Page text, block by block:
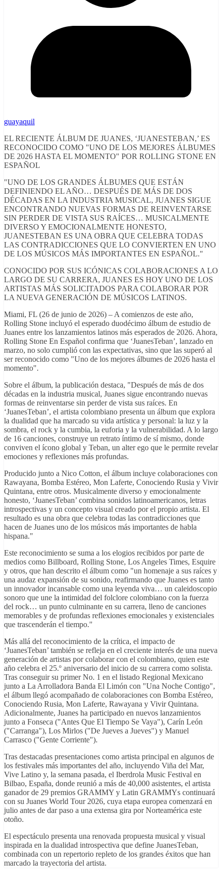
guayaquil
EL RECIENTE ÁLBUM DE JUANES, ‘JUANESTEBAN,’ ES
RECONOCIDO COMO "UNO DE LOS MEJORES ÁLBUMES
DE 2026 HASTA EL MOMENTO" POR ROLLING STONE EN
ESPAÑOL
"UNO DE LOS GRANDES ÁLBUMES QUE ESTÁN
DEFINIENDO EL AÑO… DESPUÉS DE MÁS DE DOS
DÉCADAS EN LA INDUSTRIA MUSICAL, JUANES SIGUE
ENCONTRANDO NUEVAS FORMAS DE REINVENTARSE
SIN PERDER DE VISTA SUS RAÍCES… MUSICALMENTE
DIVERSO Y EMOCIONALMENTE HONESTO,
JUANESTEBAN ES UNA OBRA QUE CELEBRA TODAS
LAS CONTRADICCIONES QUE LO CONVIERTEN EN UNO
DE LOS MÚSICOS MÁS IMPORTANTES EN ESPAÑOL."
CONOCIDO POR SUS ICÓNICAS COLABORACIONES A LO
LARGO DE SU CARRERA, JUANES ES HOY UNO DE LOS
ARTISTAS MÁS SOLICITADOS PARA COLABORAR POR
LA NUEVA GENERACIÓN DE MÚSICOS LATINOS.
Miami, FL (26 de junio de 2026) – A comienzos de este año,
Rolling Stone incluyó el esperado duodécimo álbum de estudio de
Juanes entre los lanzamientos latinos más esperados de 2026. Ahora,
Rolling Stone En Español confirma que ‘JuanesTeban’, lanzado en
marzo, no solo cumplió con las expectativas, sino que las superó al
ser reconocido como "Uno de los mejores álbumes de 2026 hasta el
momento".
Sobre el álbum, la publicación destaca, "Después de más de dos
décadas en la industria musical, Juanes sigue encontrando nuevas
formas de reinventarse sin perder de vista sus raíces. En
‘JuanesTeban’, el artista colombiano presenta un álbum que explora
la dualidad que ha marcado su vida artística y personal: la luz y la
sombra, el rock y la cumbia, la euforia y la vulnerabilidad. A lo largo
de 16 canciones, construye un retrato íntimo de sí mismo, donde
conviven el ícono global y Teban, un alter ego que le permite revelar
emociones y reflexiones más profundas.
Producido junto a Nico Cotton, el álbum incluye colaboraciones con
Rawayana, Bomba Estéreo, Mon Laferte, Conociendo Rusia y Vivir
Quintana, entre otros. Musicalmente diverso y emocionalmente
honesto, ‘JuanesTeban’ combina sonidos latinoamericanos, letras
introspectivas y un concepto visual creado por el propio artista. El
resultado es una obra que celebra todas las contradicciones que
hacen de Juanes uno de los músicos más importantes de habla
hispana."
Este reconocimiento se suma a los elogios recibidos por parte de
medios como Billboard, Rolling Stone, Los Angeles Times, Esquire
y otros, que han descrito el álbum como "un homenaje a sus raíces y
una audaz expansión de su sonido, reafirmando que Juanes es tanto
un innovador incansable como una leyenda viva… un caleidoscopio
sonoro que une la intimidad del folclore colombiano con la fuerza
del rock… un punto culminante en su carrera, lleno de canciones
memorables y de profundas reflexiones emocionales y existenciales
que trascenderán el tiempo."
Más allá del reconocimiento de la crítica, el impacto de
‘JuanesTeban’ también se refleja en el creciente interés de una nueva
generación de artistas por colaborar con el colombiano, quien este
año celebra el 25.º aniversario del inicio de su carrera como solista.
Tras conseguir su primer No. 1 en el listado Regional Mexicano
junto a La Arrolladora Banda El Limón con "Una Noche Contigo",
el álbum llegó acompañado de colaboraciones con Bomba Estéreo,
Conociendo Rusia, Mon Laferte, Rawayana y Vivir Quintana.
Adicionalmente, Juanes ha participado en nuevos lanzamientos
junto a Fonseca ("Antes Que El Tiempo Se Vaya"), Carín León
("Carranga"), Los Mirlos ("De Jueves a Jueves") y Manuel
Carrasco ("Gente Corriente").
Tras destacadas presentaciones como artista principal en algunos de
los festivales más importantes del año, incluyendo Viña del Mar,
Vive Latino y, la semana pasada, el Iberdrola Music Festival en
Bilbao, España, donde reunió a más de 40,000 asistentes, el artista
ganador de 29 premios GRAMMY y Latin GRAMMYs continuará
con su Juanes World Tour 2026, cuya etapa europea comenzará en
julio antes de dar paso a una extensa gira por Norteamérica este
otoño.
El espectáculo presenta una renovada propuesta musical y visual
inspirada en la dualidad introspectiva que define JuanesTeban,
combinada con un repertorio repleto de los grandes éxitos que han
marcado la trayectoria del artista.